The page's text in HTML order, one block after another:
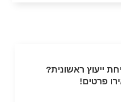
ייעוץ ראשונית?
פרטים!